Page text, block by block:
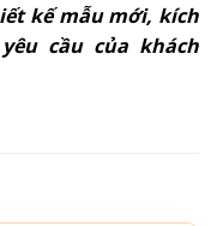
kế mẫu mới, kích
cầu của khách